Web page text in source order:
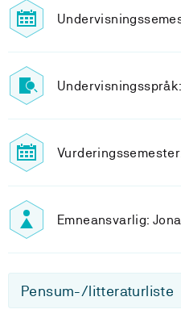
Emneansvarlig:
Pensum-/litteraturliste